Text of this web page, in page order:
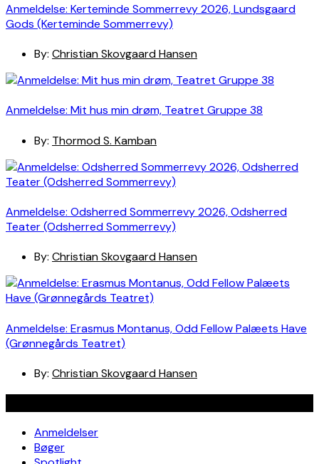
Anmeldelse: Kerteminde Sommerrevy 2026, Lundsgaard
Gods (Kerteminde Sommerrevy)
By: Christian Skovgaard Hansen
Anmeldelse: Mit hus min drøm, Teatret Gruppe 38
By: Thormod S. Kamban
Anmeldelse: Odsherred Sommerrevy 2026, Odsherred
Teater (Odsherred Sommerrevy)
By: Christian Skovgaard Hansen
Anmeldelse: Erasmus Montanus, Odd Fellow Palæets Have
(Grønnegårds Teatret)
By: Christian Skovgaard Hansen
Anmeldelser
Bøger